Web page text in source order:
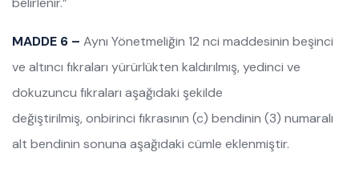
MADDE 6 – Aynı Yönetmeliğin 12 nci maddesinin beşinci
ve altıncı fıkraları yürürlükten kaldırılmış, yedinci ve
dokuzuncu fıkraları aşağıdaki şekilde
değiştirilmiş, onbirinci fıkrasının (c) bendinin (3) numaralı
alt bendinin sonuna aşağıdaki cümle eklenmiştir.